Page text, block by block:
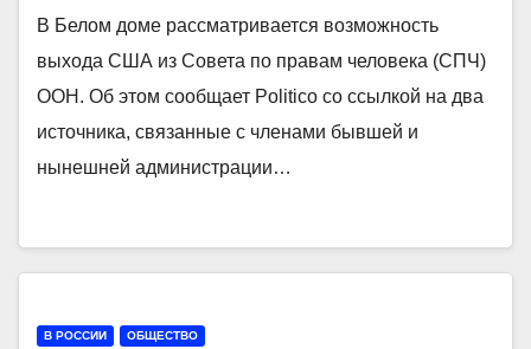
В Белом доме рассматривается возможность
выхода США из Совета по правам человека (СПЧ)
ООН. Об этом сообщает Politico со ссылкой на два
источника, связанные с членами бывшей и
нынешней администрации…
В РОССИИ ОБЩЕСТВО